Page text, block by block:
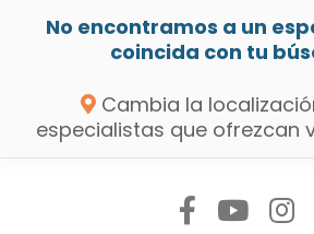
No encontramos a un
coincida con tu
Cambia la
especialistas que ofrezcan